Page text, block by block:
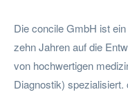
Die concile GmbH ist
zehn Jahren auf die
von hochwertigen
Diagnostik)